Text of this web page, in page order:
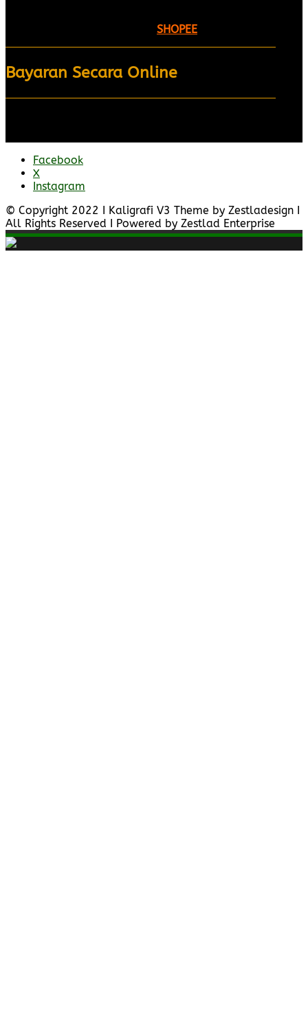
SHOPEE
Bayaran Secara Online
Facebook
X
Instagram
© Copyright 2022 I Kaligrafi V3 Theme by Zestladesign I
All Rights Reserved I Powered by Zestlad Enterprise